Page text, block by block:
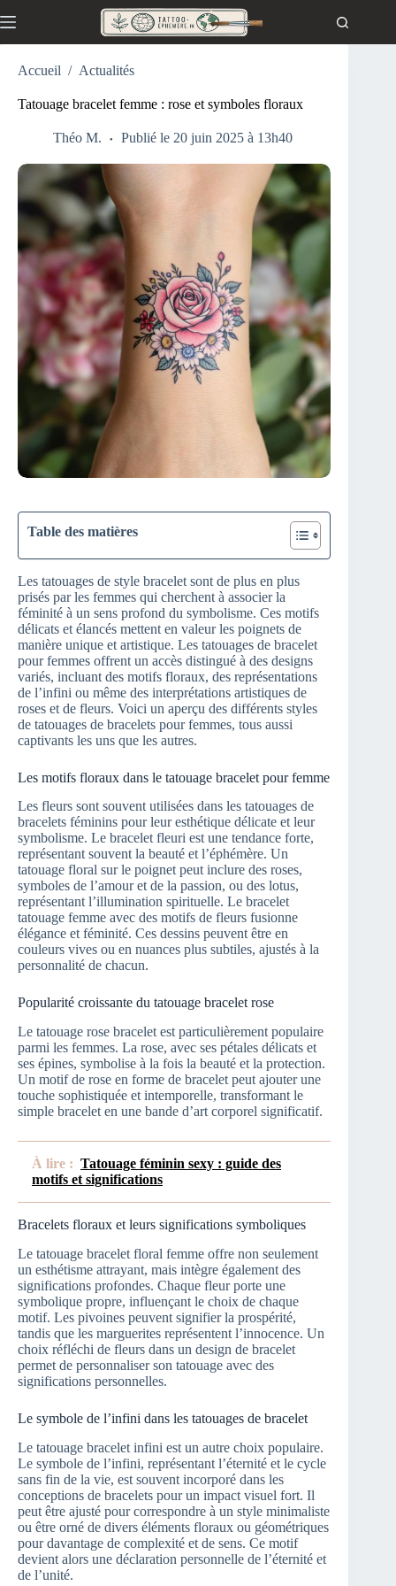
au
Accueil / Actualités
Tatouage bracelet femme : rose et symboles floraux
Théo M. Publié le 20 juin 2025 à 13h40
Table des matières
Les tatouages de style bracelet sont de plus en plus
prisés par les femmes qui cherchent à associer la
féminité à un sens profond du symbolisme. Ces motifs
délicats et élancés mettent en valeur les poignets de
manière unique et artistique. Les tatouages de bracelet
pour femmes offrent un accès distingué à des designs
variés, incluant des motifs floraux, des représentations
de l’infini ou même des interprétations artistiques de
roses et de fleurs. Voici un aperçu des différents styles
de tatouages de bracelets pour femmes, tous aussi
captivants les uns que les autres.
Les motifs floraux dans le tatouage bracelet pour femme
Les fleurs sont souvent utilisées dans les tatouages de
bracelets féminins pour leur esthétique délicate et leur
symbolisme. Le bracelet fleuri est une tendance forte,
représentant souvent la beauté et l’éphémère. Un
tatouage floral sur le poignet peut inclure des roses,
symboles de l’amour et de la passion, ou des lotus,
représentant l’illumination spirituelle. Le bracelet
tatouage femme avec des motifs de fleurs fusionne
élégance et féminité. Ces dessins peuvent être en
couleurs vives ou en nuances plus subtiles, ajustés à la
personnalité de chacun.
Popularité croissante du tatouage bracelet rose
Le tatouage rose bracelet est particulièrement populaire
parmi les femmes. La rose, avec ses pétales délicats et
ses épines, symbolise à la fois la beauté et la protection.
Un motif de rose en forme de bracelet peut ajouter une
touche sophistiquée et intemporelle, transformant le
simple bracelet en une bande d’art corporel significatif.
À lire : Tatouage féminin sexy : guide des
motifs et significations
Bracelets floraux et leurs significations symboliques
Le tatouage bracelet floral femme offre non seulement
un esthétisme attrayant, mais intègre également des
significations profondes. Chaque fleur porte une
symbolique propre, influençant le choix de chaque
motif. Les pivoines peuvent signifier la prospérité,
tandis que les marguerites représentent l’innocence. Un
choix réfléchi de fleurs dans un design de bracelet
permet de personnaliser son tatouage avec des
significations personnelles.
Le symbole de l’infini dans les tatouages de bracelet
Le tatouage bracelet infini est un autre choix populaire.
Le symbole de l’infini, représentant l’éternité et le cycle
sans fin de la vie, est souvent incorporé dans les
conceptions de bracelets pour un impact visuel fort. Il
peut être ajusté pour correspondre à un style minimaliste
ou être orné de divers éléments floraux ou géométriques
pour davantage de complexité et de sens. Ce motif
devient alors une déclaration personnelle de l’éternité et
de l’unité.